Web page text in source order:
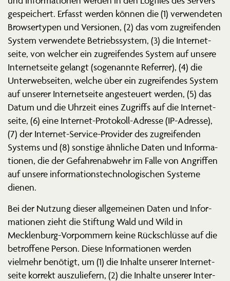
gespei­chert. Erfasst werden können die (1) verwen­deten
Browser­typen und Versionen, (2) das vom zugrei­fenden
System verwendete Betriebs­system, (3) die Inter­net­
seite, von welcher ein zugrei­fendes System auf unsere
Inter­net­seite gelangt (sogenannte Referrer), (4) die
Unter­web­seiten, welche über ein zugrei­fendes System
auf unserer Inter­net­seite angesteuert werden, (5) das
Datum und die Uhrzeit eines Zugriffs auf die Inter­net­
seite, (6) eine Internet-Protokoll-Adresse (IP-Adresse),
(7) der Internet-Service-Provider des zugrei­fenden
Systems und (8) sonstige ähnliche Daten und Infor­ma­
tionen, die der Gefah­ren­abwehr im Falle von Angriffen
auf unsere infor­ma­ti­ons­tech­no­lo­gi­schen Systeme
dienen.
Bei der Nutzung dieser allge­meinen Daten und Infor­
ma­tionen zieht die Stiftung Wald und Wild in
Mecklenburg-Vorpommern keine Rückschlüsse auf die
betroffene Person. Diese Infor­ma­tionen werden
vielmehr benötigt, um (1) die Inhalte unserer Inter­net­
seite korrekt auszu­liefern, (2) die Inhalte unserer Inter­